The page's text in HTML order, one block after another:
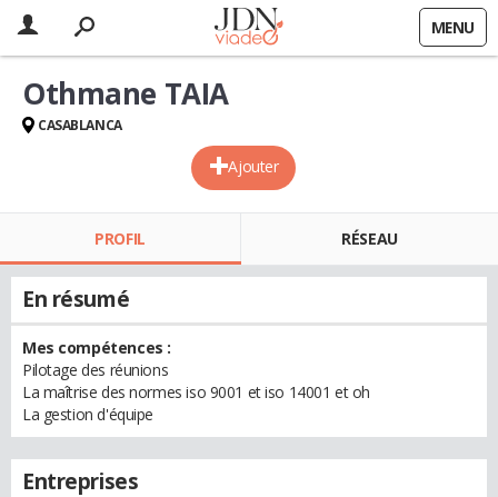
MENU
Ajouter
Othmane TAIA
CASABLANCA
PROFIL RÉSEAU
En résumé
Mes compétences :
Pilotage des réunions
La maîtrise des normes iso 9001 et iso 14001 et oh
La gestion d'équipe
Entreprises